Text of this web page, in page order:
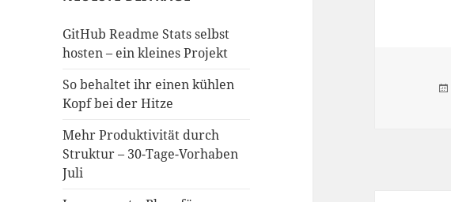
GitHub Readme Stats selbst
hosten – ein kleines Projekt
So behaltet ihr einen kühlen
Kopf bei der Hitze
Mehr Produktivität durch
Struktur – 30-Tage-Vorhaben
Juli